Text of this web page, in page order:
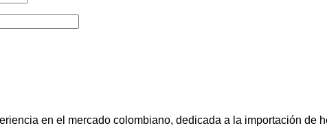
en el mercado colombiano, dedicada a la importación de